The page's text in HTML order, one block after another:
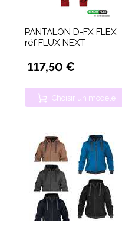
PANTALON D-FX FLEX
réf FLUX NEXT
117,50 €
Choisir un modèle